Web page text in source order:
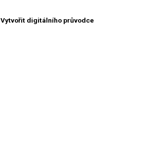
Vytvořit digitálního průvodce